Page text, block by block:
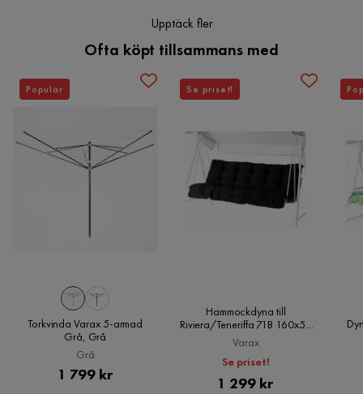
Upptäck fler
Ofta köpt tillsammans med
Torkvinda Varax 5-armad
Grå, Grå
Grå
Pris
1 799 kr
Populär
Hammockdyna till
Riviera/Teneriffa 71B 160x50
cm Svart, Varax
Varax
Se priset!
Pris
1 299 kr
Se priset!